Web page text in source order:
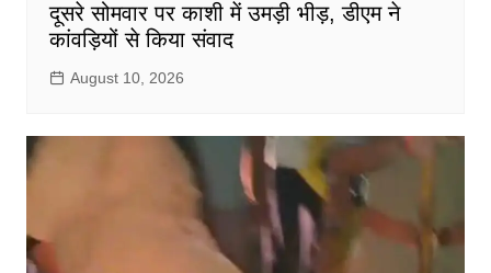
दूसरे सोमवार पर काशी में उमड़ी भीड़, डीएम ने
कांवड़ियों से किया संवाद
August 10, 2026